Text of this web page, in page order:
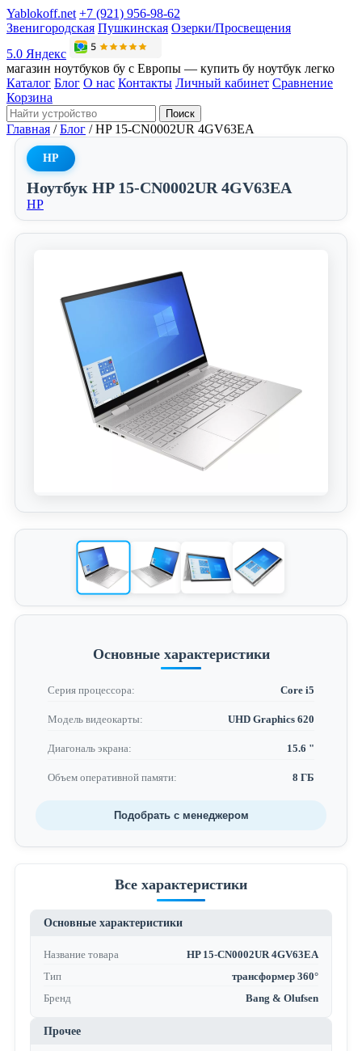
Yablokoff.net +7 (921) 956-98-62
Звенигородская Пушкинская Озерки/Просвещения
5.0 Яндекс
магазин ноутбуков бу с Европы — купить бу ноутбук легко
Каталог Блог О нас Контакты Личный кабинет Сравнение
Корзина
Поиск
Главная / Блог / HP 15-CN0002UR 4GV63EA
HP
Ноутбук HP 15-CN0002UR 4GV63EA
HP
Основные характеристики
Серия процессора: Core i5
Модель видеокарты: UHD Graphics 620
Диагональ экрана: 15.6 "
Объем оперативной памяти: 8 ГБ
Подобрать с менеджером
Все характеристики
Основные характеристики
Название товара
HP 15-CN0002UR 4GV63EA
Тип
трансформер 360°
Бренд
Bang & Olufsen
Прочее